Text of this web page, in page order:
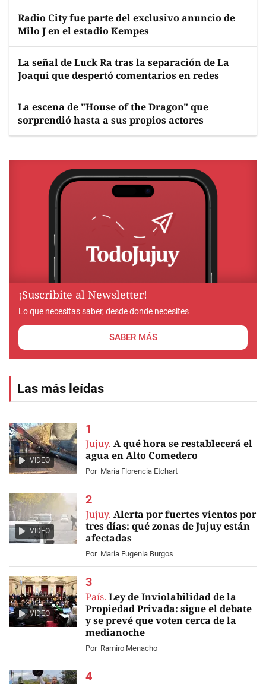
Radio City fue parte del exclusivo anuncio de
Milo J en el estadio Kempes
La señal de Luck Ra tras la separación de La
Joaqui que despertó comentarios en redes
La escena de "House of the Dragon" que
sorprendió hasta a sus propios actores
¡Suscribite al Newsletter!
Lo que necesitas saber, desde donde necesites
SABER MÁS
Las más leídas
VIDEO
Jujuy. A qué hora se restablecerá el
agua en Alto Comedero
Por María Florencia Etchart
VIDEO
Jujuy. Alerta por fuertes vientos por
tres días: qué zonas de Jujuy están
afectadas
Por Maria Eugenia Burgos
VIDEO
País. Ley de Inviolabilidad de la
Propiedad Privada: sigue el debate
y se prevé que voten cerca de la
medianoche
Por Ramiro Menacho